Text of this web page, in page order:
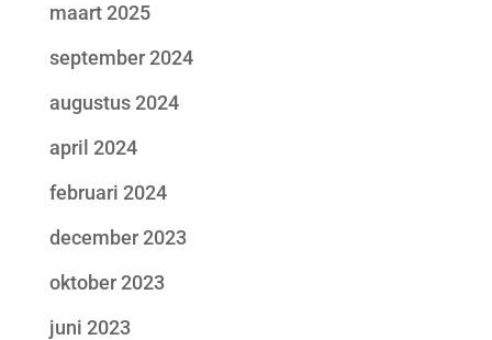
maart 2025
september 2024
augustus 2024
april 2024
februari 2024
december 2023
oktober 2023
juni 2023